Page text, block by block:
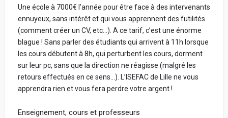
Une école à 7000€ l’année pour être face à des intervenants
ennuyeux, sans intérêt et qui vous apprennent des futilités
(comment créer un CV, etc…). A ce tarif, c’est une énorme
blague ! Sans parler des étudiants qui arrivent à 11h lorsque
les cours débutent à 8h, qui perturbent les cours, dorment
sur leur pc, sans que la direction ne réagisse (malgré les
retours effectués en ce sens…). L’ISEFAC de Lille ne vous
apprendra rien et vous fera perdre votre argent !
Enseignement, cours et professeurs